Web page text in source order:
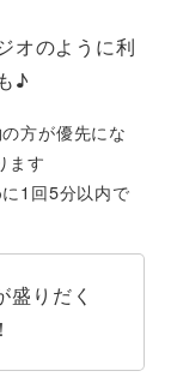
オのように利
♪
方が優先にな
ます
1回5分以内で
盛りだく